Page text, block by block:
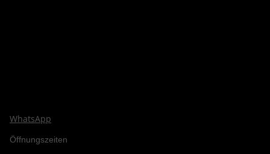
WhatsApp
Öffnungszeiten